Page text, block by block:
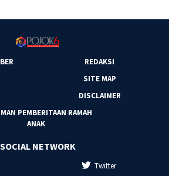
REDAKSI
SITE MAP
DISCLAIMER
PEMBERITAAN RAMAH
ANAK
SOCIAL NETWORK
Twitter